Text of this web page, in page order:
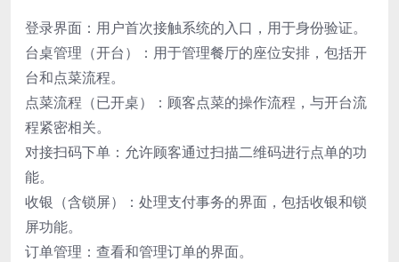
登录界面：用户首次接触系统的入口，用于身份验证。
台桌管理（开台）：用于管理餐厅的座位安排，包括开
台和点菜流程。
点菜流程（已开桌）：顾客点菜的操作流程，与开台流
程紧密相关。
对接扫码下单：允许顾客通过扫描二维码进行点单的功
能。
收银（含锁屏）：处理支付事务的界面，包括收银和锁
屏功能。
订单管理：查看和管理订单的界面。